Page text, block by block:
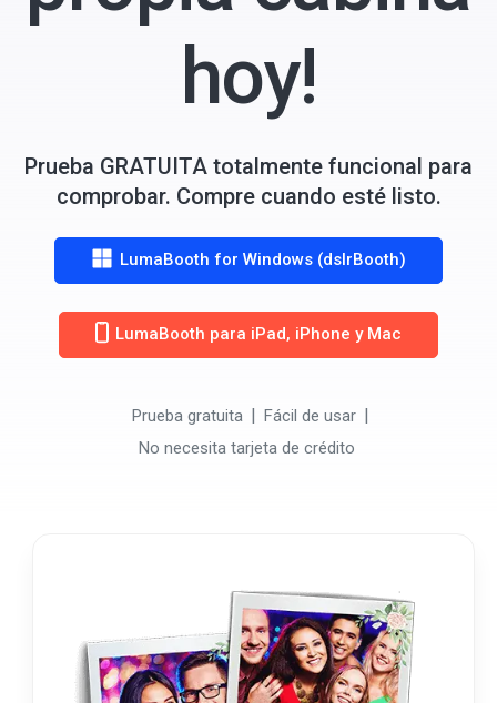
hoy!
Prueba GRATUITA totalmente funcional para
comprobar. Compre cuando esté listo.
LumaBooth for Windows (dslrBooth)
LumaBooth para iPad, iPhone y Mac
Prueba gratuita
Fácil de usar
No necesita tarjeta de crédito